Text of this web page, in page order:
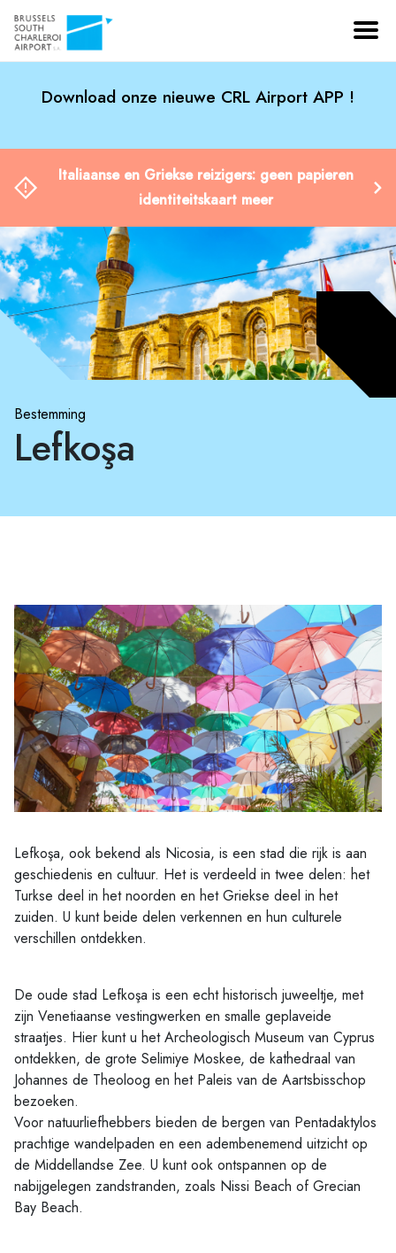
Download onze nieuwe CRL Airport APP !
Italiaanse en Griekse reizigers: geen papieren
identiteitskaart meer
Bestemming
Lefkoşa
Lefkoşa, ook bekend als Nicosia, is een stad die rijk is aan
geschiedenis en cultuur. Het is verdeeld in twee delen: het
Turkse deel in het noorden en het Griekse deel in het
zuiden. U kunt beide delen verkennen en hun culturele
verschillen ontdekken.
De oude stad Lefkoşa is een echt historisch juweeltje, met
zijn Venetiaanse vestingwerken en smalle geplaveide
straatjes. Hier kunt u het Archeologisch Museum van Cyprus
ontdekken, de grote Selimiye Moskee, de kathedraal van
Johannes de Theoloog en het Paleis van de Aartsbisschop
bezoeken.
Voor natuurliefhebbers bieden de bergen van Pentadaktylos
prachtige wandelpaden en een adembenemend uitzicht op
de Middellandse Zee. U kunt ook ontspannen op de
nabijgelegen zandstranden, zoals Nissi Beach of Grecian
Bay Beach.